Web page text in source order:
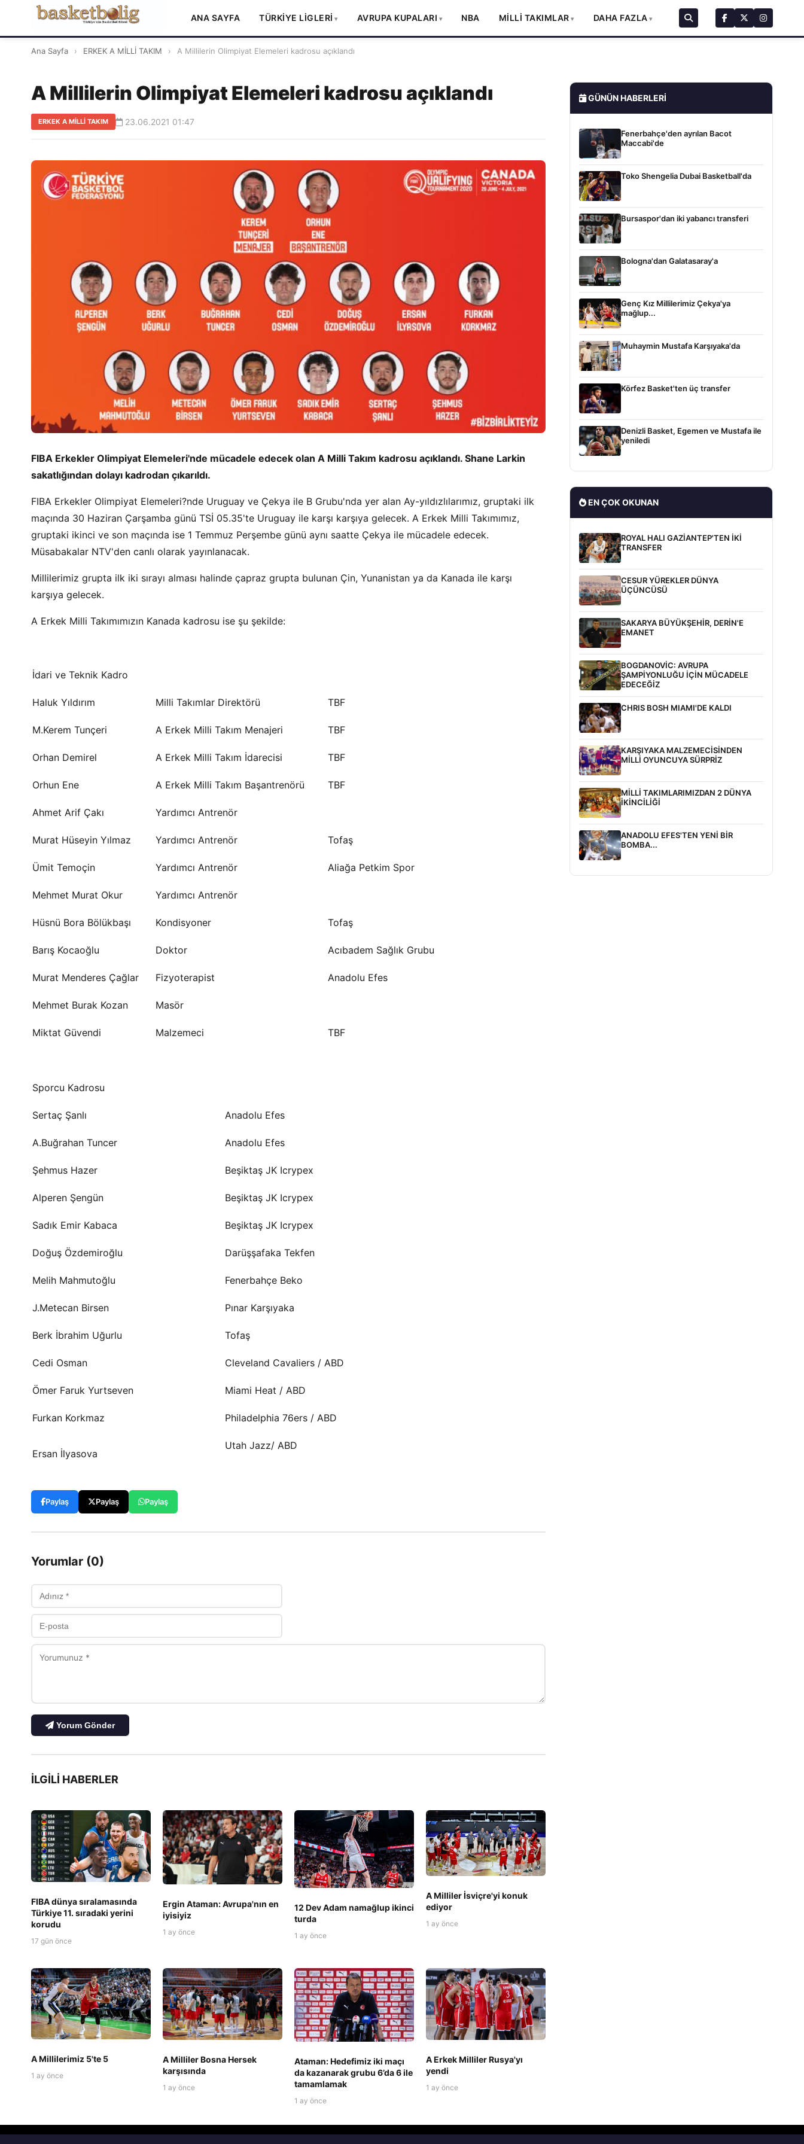
ANA SAYFA TÜRKİYE LİGLERİ AVRUPA KUPALARI NBA MİLLİ TAKIMLAR DAHA FAZLA
Ana Sayfa › ERKEK A MİLLİ TAKIM › A Millilerin Olimpiyat Elemeleri kadrosu açıklandı
A Millilerin Olimpiyat Elemeleri kadrosu açıklandı
ERKEK A MİLLİ TAKIM 23.06.2021 01:47
FIBA Erkekler Olimpiyat Elemeleri'nde mücadele edecek olan A Milli Takım kadrosu açıklandı. Shane Larkin
sakatlığından dolayı kadrodan çıkarıldı.
FIBA Erkekler Olimpiyat Elemeleri?nde Uruguay ve Çekya ile B Grubu'nda yer alan Ay-yıldızlılarımız, gruptaki ilk
maçında 30 Haziran Çarşamba günü TSİ 05.35'te Uruguay ile karşı karşıya gelecek. A Erkek Milli Takımımız,
gruptaki ikinci ve son maçında ise 1 Temmuz Perşembe günü aynı saatte Çekya ile mücadele edecek.
Müsabakalar NTV'den canlı olarak yayınlanacak.
Millilerimiz grupta ilk iki sırayı alması halinde çapraz grupta bulunan Çin, Yunanistan ya da Kanada ile karşı
karşıya gelecek.
A Erkek Milli Takımımızın Kanada kadrosu ise şu şekilde:
İdari ve Teknik Kadro
Haluk Yıldırım Milli Takımlar Direktörü TBF
M.Kerem Tunçeri A Erkek Milli Takım Menajeri TBF
Orhan Demirel A Erkek Milli Takım İdarecisi TBF
Orhun Ene A Erkek Milli Takım Başantrenörü TBF
Ahmet Arif Çakı Yardımcı Antrenör
Murat Hüseyin Yılmaz Yardımcı Antrenör Tofaş
Ümit Temoçin Yardımcı Antrenör Aliağa Petkim Spor
Mehmet Murat Okur Yardımcı Antrenör
Hüsnü Bora Bölükbaşı Kondisyoner Tofaş
Barış Kocaoğlu Doktor Acıbadem Sağlık Grubu
Murat Menderes Çağlar Fizyoterapist Anadolu Efes
Mehmet Burak Kozan Masör
Miktat Güvendi Malzemeci TBF
Sporcu Kadrosu
Sertaç Şanlı Anadolu Efes
A.Buğrahan Tuncer Anadolu Efes
Şehmus Hazer Beşiktaş JK Icrypex
Alperen Şengün Beşiktaş JK Icrypex
Sadık Emir Kabaca Beşiktaş JK Icrypex
Doğuş Özdemiroğlu Darüşşafaka Tekfen
Melih Mahmutoğlu Fenerbahçe Beko
J.Metecan Birsen Pınar Karşıyaka
Berk İbrahim Uğurlu Tofaş
Cedi Osman Cleveland Cavaliers / ABD
Ömer Faruk Yurtseven Miami Heat / ABD
Furkan Korkmaz Philadelphia 76ers / ABD
Ersan İlyasova
Utah Jazz/ ABD
Paylaş Paylaş Paylaş
Yorumlar (0)
Yorum Gönder
İLGILI HABERLER
FIBA dünya sıralamasında
Türkiye 11. sıradaki yerini
korudu
17 gün önce
Ergin Ataman: Avrupa'nın en
iyisiyiz
1 ay önce
12 Dev Adam namağlup ikinci
turda
1 ay önce
A Milliler İsviçre'yi konuk
ediyor
1 ay önce
A Millilerimiz 5'te 5
1 ay önce
A Milliler Bosna Hersek
karşısında
1 ay önce
Ataman: Hedefimiz iki maçı
da kazanarak grubu 6’da 6 ile
tamamlamak
1 ay önce
A Erkek Milliler Rusya'yı
yendi
1 ay önce
GÜNÜN HABERLERI
Fenerbahçe'den ayrılan Bacot
Maccabi'de
Toko Shengelia Dubai Basketball'da
Bursaspor'dan iki yabancı transferi
Bologna'dan Galatasaray'a
Genç Kız Millilerimiz Çekya'ya
mağlup...
Muhaymin Mustafa Karşıyaka'da
Körfez Basket'ten üç transfer
Denizli Basket, Egemen ve Mustafa ile
yeniledi
EN ÇOK OKUNAN
ROYAL HALI GAZİANTEP'TEN İKİ
TRANSFER
CESUR YÜREKLER DÜNYA
ÜÇÜNCÜSÜ
SAKARYA BÜYÜKŞEHİR, DERİN'E
EMANET
BOGDANOVİC: AVRUPA
ŞAMPİYONLUĞU İÇİN MÜCADELE
EDECEĞİZ
CHRIS BOSH MIAMI'DE KALDI
KARŞIYAKA MALZEMECİSİNDEN
MİLLİ OYUNCUYA SÜRPRİZ
MİLLİ TAKIMLARIMIZDAN 2 DÜNYA
İKİNCİLİĞİ
ANADOLU EFES'TEN YENİ BİR
BOMBA...